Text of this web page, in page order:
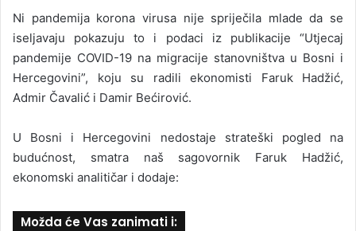
Ni pandemija korona virusa nije spriječila mlade da se
iseljavaju pokazuju to i podaci iz publikacije “Utjecaj
pandemije COVID-19 na migracije stanovništva u Bosni i
Hercegovini”, koju su radili ekonomisti Faruk Hadžić,
Admir Čavalić i Damir Bećirović.
U Bosni i Hercegovini nedostaje strateški pogled na
budućnost, smatra naš sagovornik Faruk Hadžić,
ekonomski analitičar i dodaje:
Možda će Vas zanimati i: